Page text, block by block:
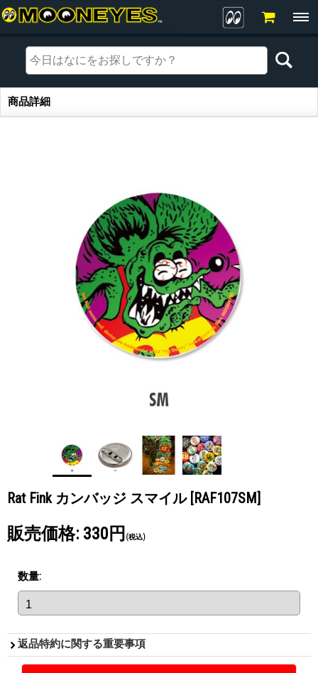
商品詳細
商品詳細
Rat Fink カンバッジ スマイル [RAF107SM]
販売価格: 330円 (税込)
数量:
返品特約に関する重要事項